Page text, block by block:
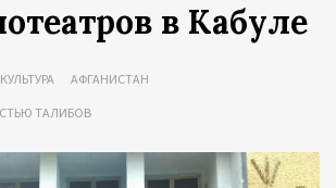
в Кабуле
КУЛЬТУРА АФГАНИСТАН
ТАЛИБОВ